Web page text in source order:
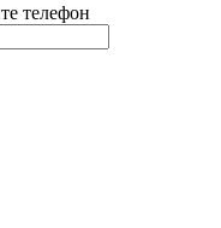
телефон